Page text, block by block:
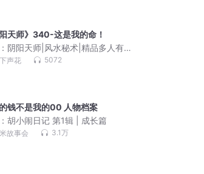
阳天师》340-这是我的命！
阴阳天师|风水秘术|精品多人有声
爽文|灵异鬼怪|道士法术【超低
声花 5072
钱不是我的00 人物档案
胡小闹日记 第1辑 | 成长篇
故事会 3.1万